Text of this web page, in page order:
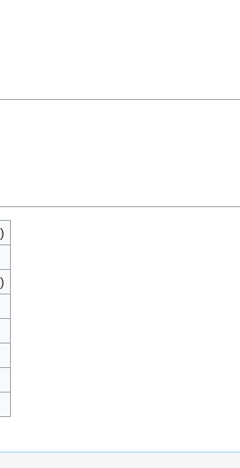
)
)